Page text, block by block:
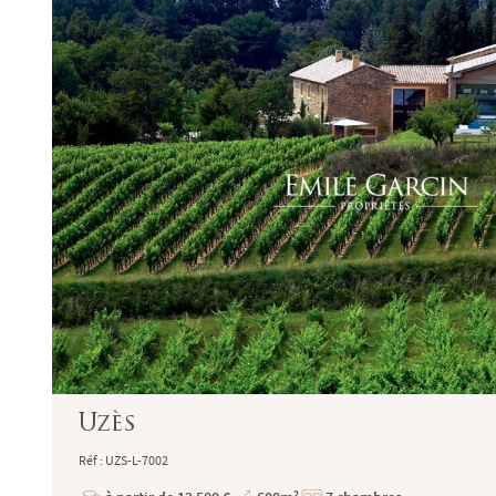
Uzès
Réf : UZS-L-7002
Garantie financière auprès de Q.B.E Europe
Honoraires de négociation : 6 % TTC (5 % +
charge de l'acquéreur (sauf conventions
Le médiateur compétent en cas de litige
direct au formulaire de réclamation en
Aix-en-Provence - Haute-Provence
1 rue du 4 septembre - 13100 Aix-en-
Tel : +33 (0)4 42 54 52 27 -
Succursale de: SARL EMILE GARCIN
provence@emilegarcin.com
Société à responsabilité limitée au capital de
RCS Tarascon : 483 630 372